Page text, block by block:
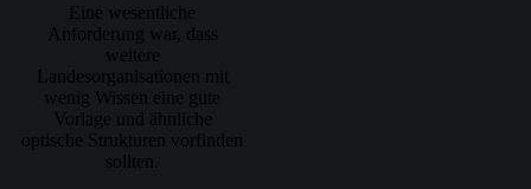
Eine wesentliche
Anforderung war, dass
weitere
Landesorganisationen mit
wenig Wissen eine gute
Vorlage und ähnliche
optische Strukturen vorfinden
sollten.